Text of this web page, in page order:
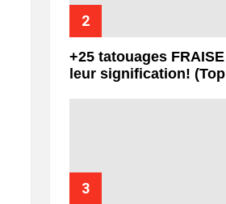
+25 tatouages
leur signification!